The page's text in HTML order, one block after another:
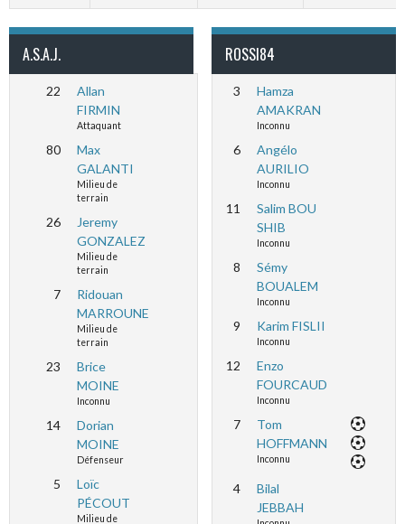
A.S.A.J.
22
Allan
FIRMIN
Attaquant
80
Max
GALANTI
Milieu de
terrain
26
Jeremy
GONZALEZ
Milieu de
terrain
7
Ridouan
MARROUNE
Milieu de
terrain
23
Brice
MOINE
Inconnu
14
Dorian
MOINE
Défenseur
5
Loïc
PÉCOUT
Milieu de
ROSSI84
3
Hamza
AMAKRAN
Inconnu
6
Angélo
AURILIO
Inconnu
11
Salim BOU
SHIB
Inconnu
8
Sémy
BOUALEM
Inconnu
9 Karim FISLII
Inconnu
12
Enzo
FOURCAUD
Inconnu
7
Tom
HOFFMANN
Inconnu
4
Bilal
JEBBAH